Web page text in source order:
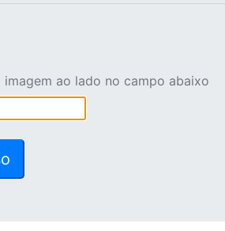
imagem ao lado no campo abaixo